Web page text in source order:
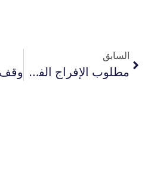
السابق
مطلوب الإفراج الفوري عن 10 محتجزين من مشاركي قافلة الصمود في ليبيا